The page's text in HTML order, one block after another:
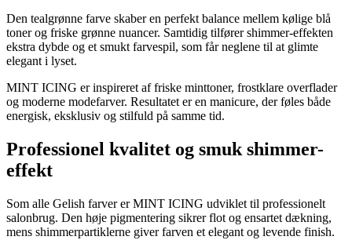
Den tealgrønne farve skaber en perfekt balance mellem kølige blå
toner og friske grønne nuancer. Samtidig tilfører shimmer-effekten
ekstra dybde og et smukt farvespil, som får neglene til at glimte
elegant i lyset.
MINT ICING er inspireret af friske minttoner, frostklare overflader
og moderne modefarver. Resultatet er en manicure, der føles både
energisk, eksklusiv og stilfuld på samme tid.
Professionel kvalitet og smuk shimmer-
effekt
Som alle Gelish farver er MINT ICING udviklet til professionelt
salonbrug. Den høje pigmentering sikrer flot og ensartet dækning,
mens shimmerpartiklerne giver farven et elegant og levende finish.